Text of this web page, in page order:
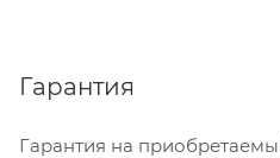
Гарантия
Гарантия на